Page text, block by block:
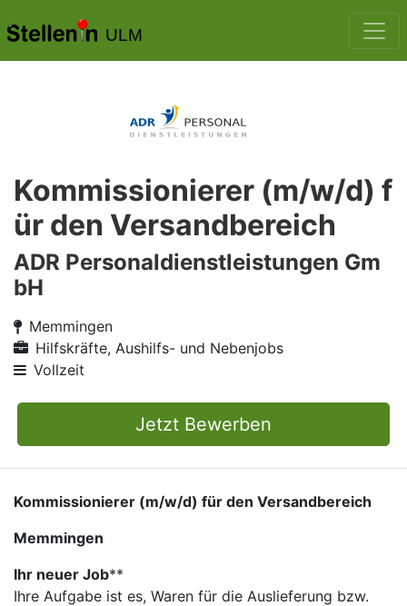
ULM
Kommissionierer (m/w/d) f
ür den Versandbereich
ADR Personaldienstleistungen Gm
bH
Memmingen
Hilfskräfte, Aushilfs- und Nebenjobs
Vollzeit
Jetzt Bewerben
Kommissionierer (m/w/d) für den Versandbereich
Memmingen
Ihr neuer Job​**
Ihre Aufgabe ist es, Waren für die Auslieferung bzw.